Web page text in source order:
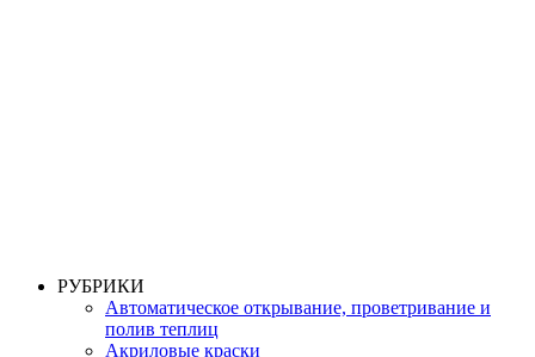
РУБРИКИ
Автоматическое открывание, проветривание и
полив теплиц
Акриловые краски